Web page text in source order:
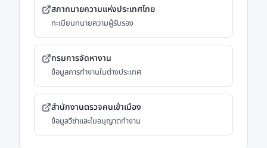
สภาทนายความแห่งประเทศไทย
ทะเบียนทนายความผู้รับรอง
กรมการจัดหางาน
ข้อมูลการทำงานในต่างประเทศ
สำนักงานตรวจคนเข้าเมือง
ข้อมูลวีซ่าและใบอนุญาตทำงาน